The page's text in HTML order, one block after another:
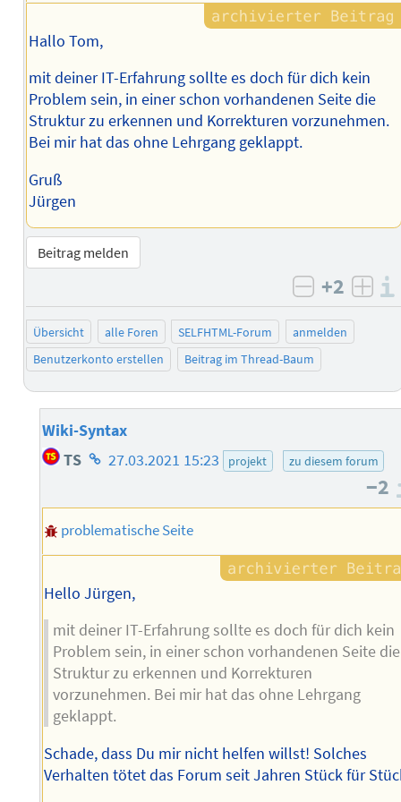
Hallo Tom,
mit deiner IT-Erfahrung sollte es doch für dich kein
Problem sein, in einer schon vorhandenen Seite die
Struktur zu erkennen und Korrekturen vorzunehmen.
Bei mir hat das ohne Lehrgang geklappt.
Gruß
Jürgen
Beitrag melden
negativ
+2
Übersicht alle Foren SELFHTML-Forum
anmelden
Benutzerkonto erstellen
Beitrag im Thread-Baum
Wiki-Syntax
TS Homepage
Autors
27.03.2021 15:23 projekt zu diesem forum
−2
problematische Seite
Hello Jürgen,
mit deiner IT-Erfahrung sollte es doch für dich kein
Problem sein, in einer schon vorhandenen Seite die
Struktur zu erkennen und Korrekturen
vorzunehmen. Bei mir hat das ohne Lehrgang
geklappt.
Schade, dass Du mir nicht helfen willst! Solches
Verhalten tötet das Forum seit Jahren Stück für